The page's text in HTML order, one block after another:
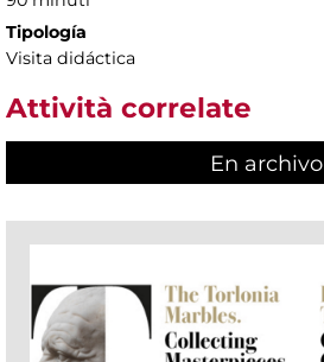
Tipología
Visita didáctica
Attività correlate
En archivo